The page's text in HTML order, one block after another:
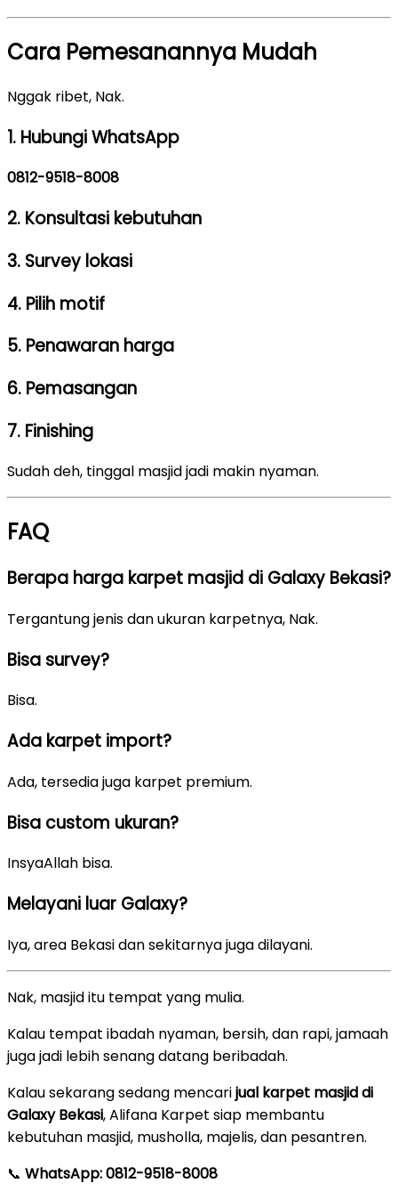
Cara Pemesanannya Mudah
Nggak ribet, Nak.
1. Hubungi WhatsApp
0812-9518-8008
2. Konsultasi kebutuhan
3. Survey lokasi
4. Pilih motif
5. Penawaran harga
6. Pemasangan
7. Finishing
Sudah deh, tinggal masjid jadi makin nyaman.
FAQ
Berapa harga karpet masjid di Galaxy Bekasi?
Tergantung jenis dan ukuran karpetnya, Nak.
Bisa survey?
Bisa.
Ada karpet import?
Ada, tersedia juga karpet premium.
Bisa custom ukuran?
InsyaAllah bisa.
Melayani luar Galaxy?
Iya, area Bekasi dan sekitarnya juga dilayani.
Nak, masjid itu tempat yang mulia.
Kalau tempat ibadah nyaman, bersih, dan rapi, jamaah
juga jadi lebih senang datang beribadah.
Kalau sekarang sedang mencarijual karpet masjid di
Galaxy Bekasi, Alifana Karpet siap membantu
kebutuhan masjid, musholla, majelis, dan pesantren.
📞 WhatsApp: 0812-9518-8008